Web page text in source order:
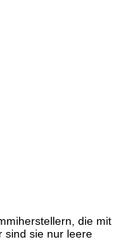
die mit
sind sie nur leere